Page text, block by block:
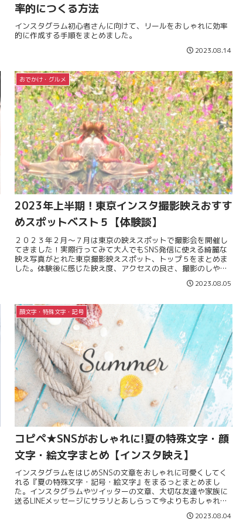
率的につくる方法
インスタグラム初心者さんに向けて、リールをおしゃれに効率
的に作成する手順をまとめました。
2023.08.14
おでかけ・グルメ
2023年上半期！東京インスタ撮影映えおすす
めスポットベスト５【体験談】
２０２３年２月～７月は東京の映えスポットで撮影会を開催し
てきました！実際行ってみて大人でもSNS発信に使える綺麗な
映え写真がとれた東京撮影映えスポット、トップ５をまとめま
した。体験後に感じた映え度、アクセスの良さ、撮影のしやす
2023.08.05
顔文字・特殊文字・記号
コピペ★SNSがおしゃれに!夏の特殊文字・顔
文字・絵文字まとめ【インスタ映え】
インスタグラムをはじめSNSの文章をおしゃれに可愛くしてく
れる『夏の特殊文字・記号・絵文字』をまるっとまとめまし
た。インスタグラムやツイッターの文章、大切な友達や家族に
送るLINEメッセージにサラリとあしらって今よりもおしゃれで
2023.08.04